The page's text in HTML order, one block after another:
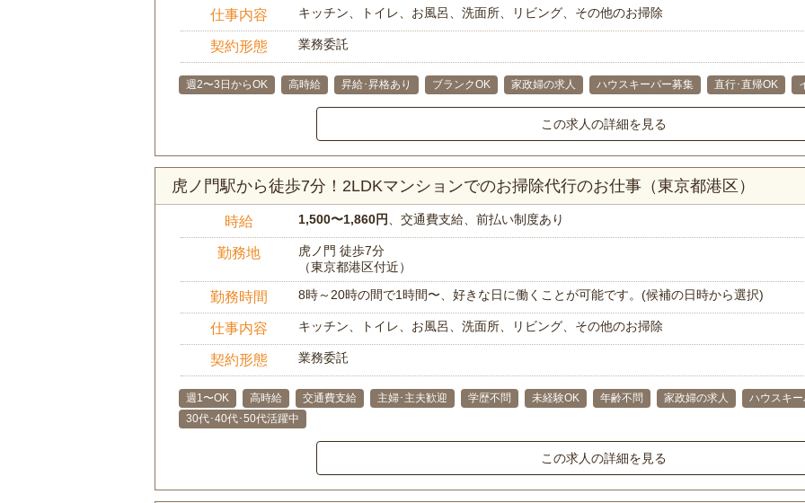
仕事内容 キッチン、トイレ、お風呂、洗面所、リビング、その他のお掃除
契約形態 業務委託
週2〜3日からOK 高時給 昇給･昇格あり ブランクOK 家政婦の求人 ハウスキーパー募集 直行･直帰OK
この求人の詳細を見る
虎ノ門駅から徒歩7分！2LDKマンションでのお掃除代行のお仕事（東京都港区）
時給 1,500〜1,860円 、交通費支給、前払い制度あり
勤務地
虎ノ門 徒歩7分
（東京都港区付近）
勤務時間 8時～20時の間で1時間〜、好きな日に働くことが可能です。(候補の日時から選択)
仕事内容 キッチン、トイレ、お風呂、洗面所、リビング、その他のお掃除
契約形態 業務委託
週1〜OK 高時給 交通費支給 主婦･主夫歓迎 学歴不問 未経験OK 年齢不問 家政婦の求人 ハウスキ
30代･40代･50代活躍中
この求人の詳細を見る